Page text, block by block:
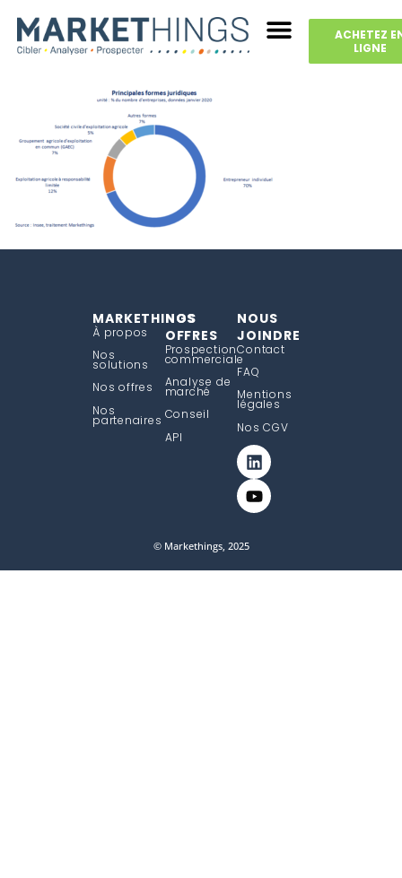
ACHETEZ
LIGNE
MARKETHINGS
À propos
Nos
solutions
Nos offres
Nos
partenaires
NOS
OFFRES
Prospection
commerciale
Analyse de
marché
Conseil
API
NOUS
JOINDRE
Contact
FAQ
Mentions
légales
Nos CGV
© Markethings, 2025